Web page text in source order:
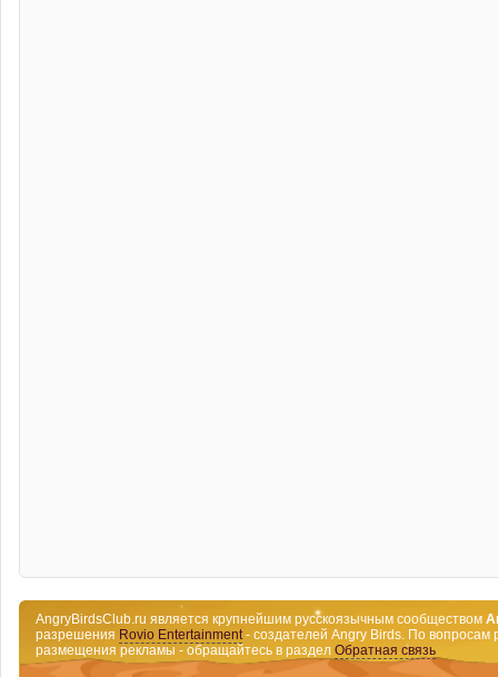
AngryBirdsClub.ru является крупнейшим русскоязычным сообществом
разрешения Rovio Entertainment- создателей Angry Birds. По вопросам
размещения рекламы - обращайтесь в раздел Обратная связь